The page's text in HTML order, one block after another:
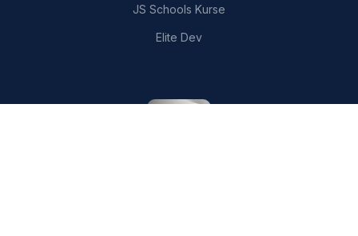
JS Schools Kurse
Elite Dev